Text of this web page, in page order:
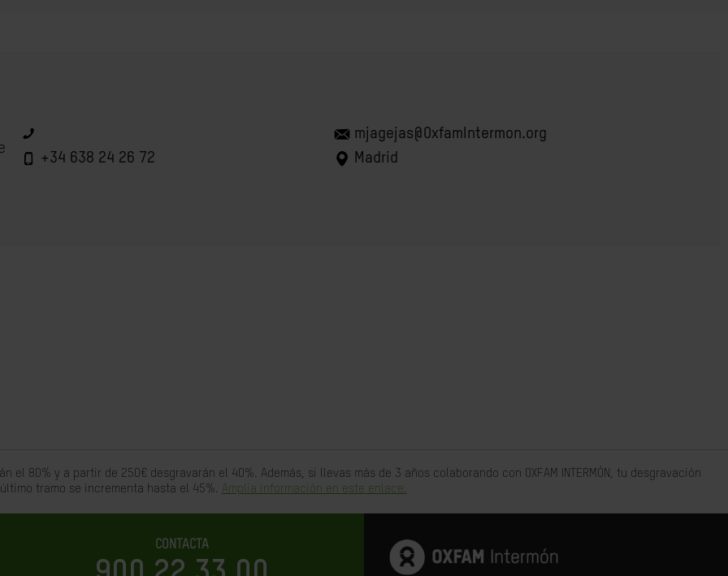
mjagejas@OxfamIntermon.org
+34 638 24 26 72
Madrid
el 80% y a partir de 250€ desgravarán el 40%. Además, si llevas más de 3 años colaborando con OXFAM INTERMÓN, tu desgravación
tramo se incrementa hasta el 45%. Amplia información en este enlace.
CONTACTA